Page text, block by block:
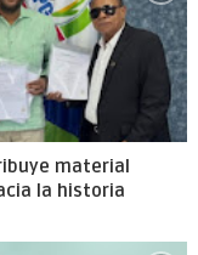
material
la historia